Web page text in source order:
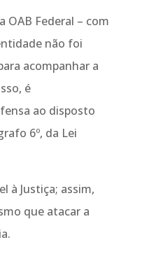
OAB Federal – com
não foi
acompanhar a
é
ao disposto
6º, da Lei
à Justiça; assim,
que atacar a